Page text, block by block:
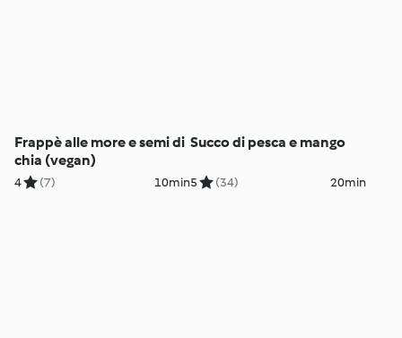
Frappè alle more e semi di
chia (vegan)
4 (7) 10min
Succo di pesca e mango
5 (34) 20min